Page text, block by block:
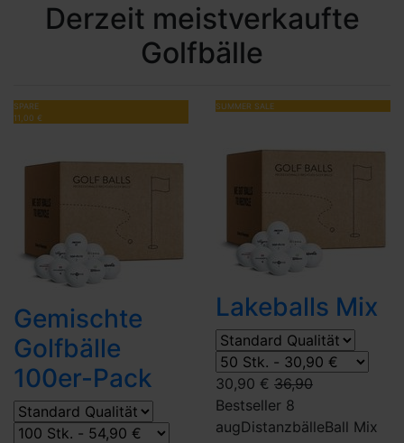
Derzeit meistverkaufte
Golfbälle
SPARE
11,00 €
Gemischte
Golfbälle
100er-Pack
SUMMER SALE
Lakeballs Mix
30,90 € 36,90
Bestseller 8
augDistanzbälleBall Mix